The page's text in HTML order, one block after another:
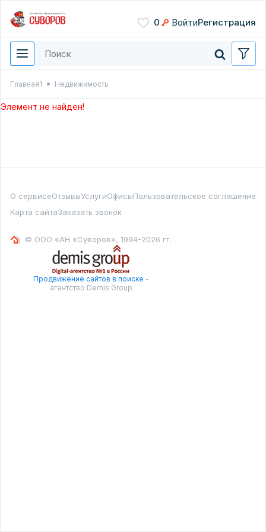
0 ВойтиРегистрация
Главная1 Недвижимость
Элемент не найден!
О сервисеОтзывыУслугиОфисыПользовательское соглашение
Карта сайтаЗаказать звонок
© ООО «АН «Суворов», 1994-2026 гг.
Продвижение сайтов в поиске -
агентство Demis Group
Введите цифры с картинки
Нажимая кнопку, вы даете
согласие на обработку
персональных данных